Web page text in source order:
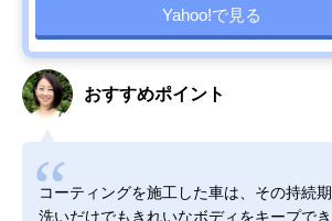
Yahoo!で見る
おすすめポイント
コーティングを施工した車は、その持続
洗いだけでもきれいなボディをキープで